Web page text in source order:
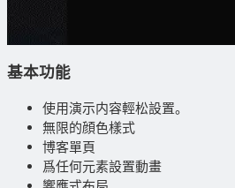
基本功能
使用演示内容輕松設置。
無限的顔色樣式
博客單頁
爲任何元素設置動畫